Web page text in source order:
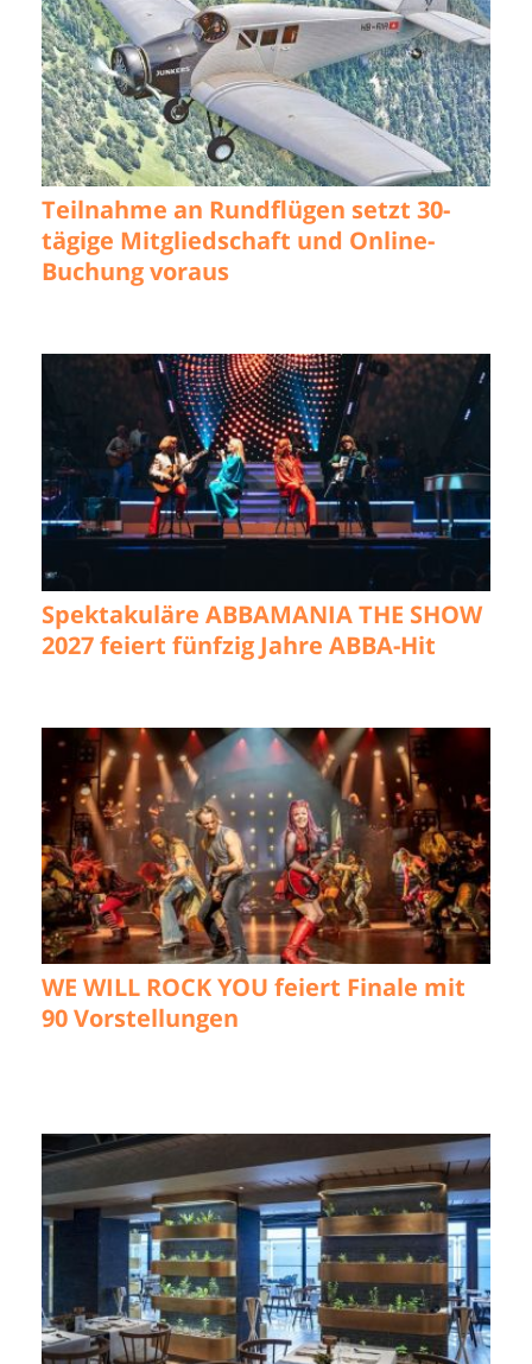
Teilnahme an Rundflügen setzt 30-
tägige Mitgliedschaft und Online-
Buchung voraus
Spektakuläre ABBAMANIA THE SHOW
2027 feiert fünfzig Jahre ABBA-Hit
WE WILL ROCK YOU feiert Finale mit
90 Vorstellungen